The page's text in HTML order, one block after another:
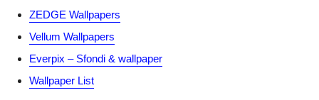
ZEDGE Wallpapers
Vellum Wallpapers
Everpix – Sfondi & wallpaper
Wallpaper List